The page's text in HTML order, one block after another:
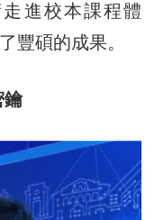
進校本課程體
豐碩的成果。